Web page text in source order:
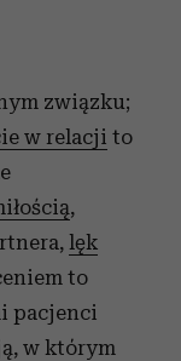
związku;
w relacji to
,
lęk
to
pacjenci
w którym